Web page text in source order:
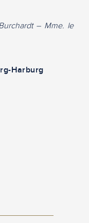
– Mme. le
Harburg